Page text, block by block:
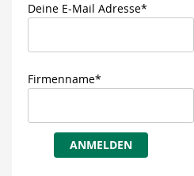
Deine E-Mail Adresse*
Firmenname*
ANMELDEN